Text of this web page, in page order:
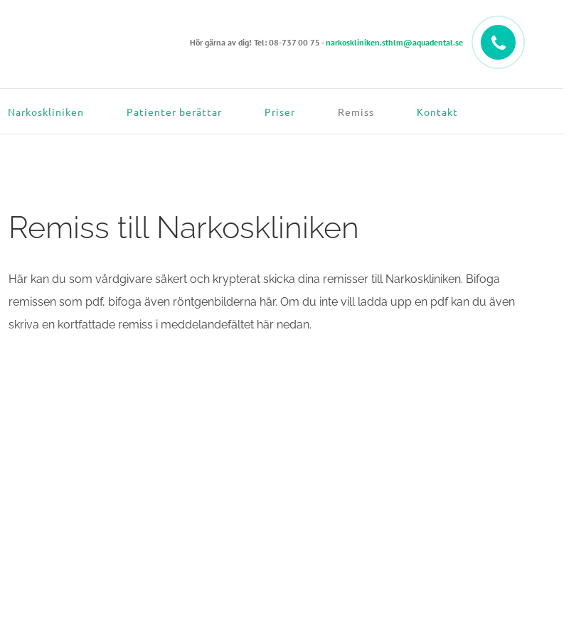
Hör gärna av dig! Tel:08-737 00 75 -narkoskliniken.sthlm@aquadental.se
Narkoskliniken Patienter berättar Priser Remiss Kontakt
Remiss till Narkoskliniken
Här kan du som vårdgivare säkert och krypterat skicka dina remisser till Narkoskliniken. Bifoga
remissen som pdf, bifoga även röntgenbilderna här. Om du inte vill ladda upp en pdf kan du även
skriva en kortfattade remiss i meddelandefältet här nedan.